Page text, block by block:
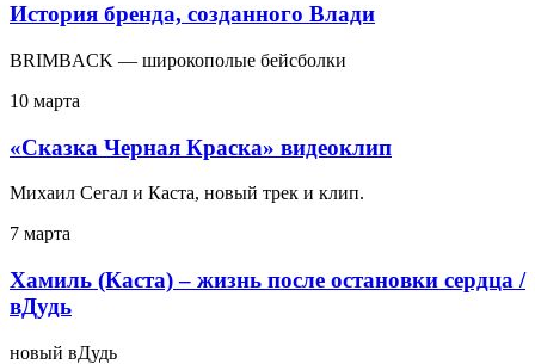
История бренда, созданного Влади
BRIMBACK — широкополые бейсболки
10 марта
«Сказка Черная Краска» видеоклип
Михаил Сегал и Каста, новый трек и клип.
7 марта
Хамиль (Каста) – жизнь после остановки сердца /
вДудь
новый вДудь